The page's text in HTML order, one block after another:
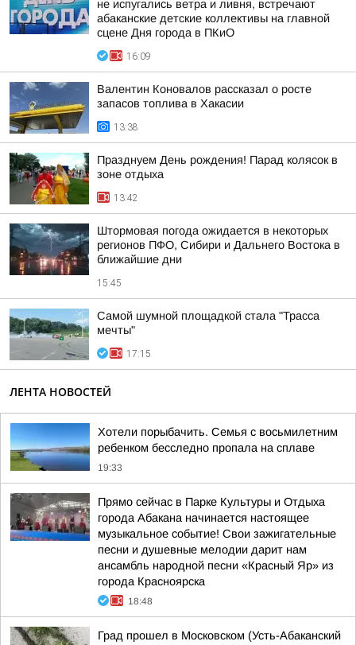
не испугались ветра и ливня, встречают
абаканские детские коллективы на главной
сцене Дня города в ПКиО
16:09
Валентин Коновалов рассказал о росте
запасов топлива в Хакасии
13:38
Празднуем День рождения! Парад колясок в
зоне отдыха
13:42
Штормовая погода ожидается в некоторых
регионов ПФО, Сибири и Дальнего Востока в
ближайшие дни
15:45
Самой шумной площадкой стала "Трасса
мечты"
17:15
ЛЕНТА НОВОСТЕЙ
Хотели порыбачить. Семья с восьмилетним
ребенком бесследно пропала на сплаве
19:33
Прямо сейчас в Парке Культуры и Отдыха
города Абакана начинается настоящее
музыкальное событие! Свои зажигательные
песни и душевные мелодии дарит нам
ансамбль народной песни «Красный Яр» из
города Красноярска
18:48
Град прошел в Московском (Усть-Абаканский